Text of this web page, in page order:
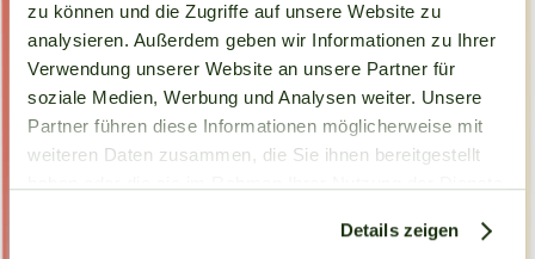
zu können und die Zugriffe auf unsere Website zu
analysieren. Außerdem geben wir Informationen zu Ihrer
Verwendung unserer Website an unsere Partner für
soziale Medien, Werbung und Analysen weiter. Unsere
Partner führen diese Informationen möglicherweise mit
weiteren Daten zusammen, die Sie ihnen bereitgestellt
Details zeigen
Kapseln